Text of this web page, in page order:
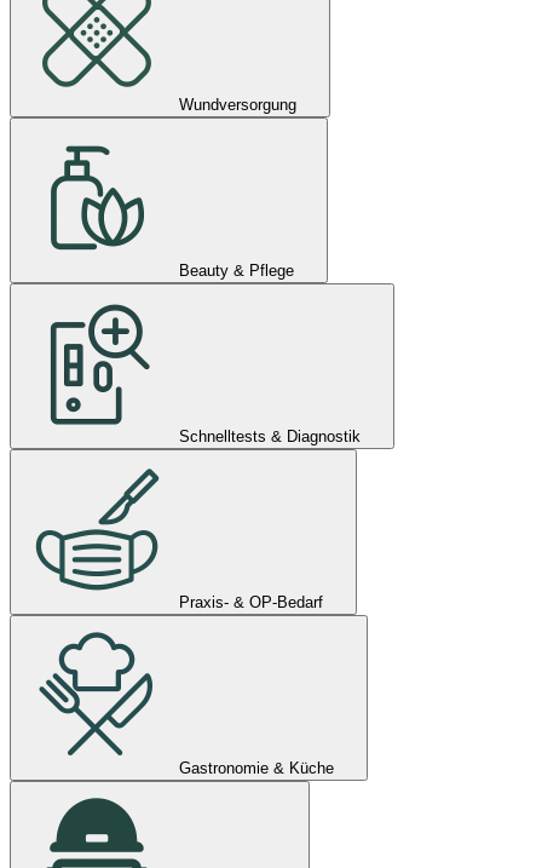
Wundversorgung
Beauty & Pflege
Schnelltests & Diagnostik
Praxis- & OP-Bedarf
Gastronomie & Küche